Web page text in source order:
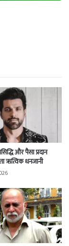
और पैसा प्रदान
ऋत्विक धनजानी